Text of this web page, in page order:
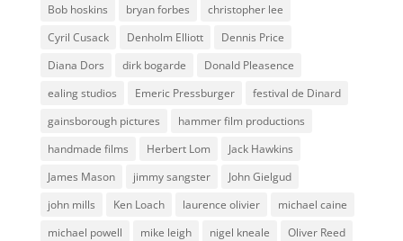
Bob hoskins
bryan forbes
christopher lee
Cyril Cusack
Denholm Elliott
Dennis Price
Diana Dors
dirk bogarde
Donald Pleasence
ealing studios
Emeric Pressburger
festival de Dinard
gainsborough pictures
hammer film productions
handmade films
Herbert Lom
Jack Hawkins
James Mason
jimmy sangster
John Gielgud
john mills
Ken Loach laurence olivier
michael caine
michael powell
mike leigh nigel kneale
Oliver Reed